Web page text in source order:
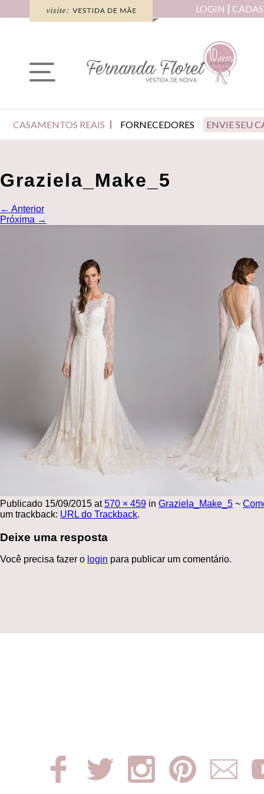
LOGIN
CASAMENTOS REAIS FORNECEDORES ENVIE SEU
Graziela_Make_5
← Anterior
Próxima →
Publicado 15/09/2015 at570 × 459 in Graziela_Make_5 ~
um trackback: URL do Trackback.
Deixe uma resposta
Você precisa fazer o login para publicar um comentário.